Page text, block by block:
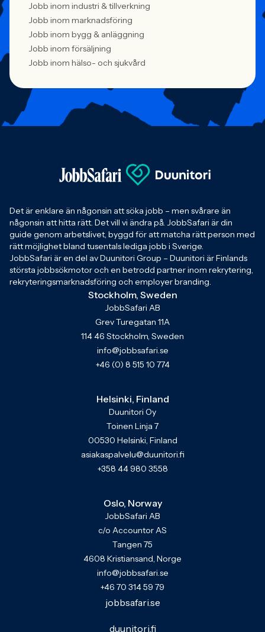
Jobb inom industri & tillverkning
Jobb inom marknadsföring
Jobb inom bygg & anläggning
Jobb inom försäljning
Jobb inom hälso- och sjukvård
Det är enklare än någonsin att söka jobb – men svårare än
någonsin att hitta rätt. Det vill vi ändra på. JobbSafari är din
guide genom arbetslivet, byggd för att matcha rätt person med
rätt möjlighet bland tusentals lediga jobb i Sverige.
JobbSafari är en del av Duunitori Group – Duunitori är Finlands
största jobbsökmotor och en betrodd partner inom rekrytering,
rekryteringsmarknadsföring och employer branding.
Stockholm, Sweden
JobbSafari AB
Grev Turegatan 11A
114 46 Stockholm, Sweden
info@jobbsafari.se
+46 (0) 8 515 10 774
Helsinki, Finland
Duunitori Oy
Toinen Linja 7
00530 Helsinki, Finland
asiakaspalvelu@duunitori.fi
+358 44 980 3558
Oslo, Norway
JobbSafari AB
c/o Accountor AS
Tangen 75
4608 Kristiansand, Norge
info@jobbsafari.se
+46 70 314 59 79
jobbsafari.se
duunitori.fi